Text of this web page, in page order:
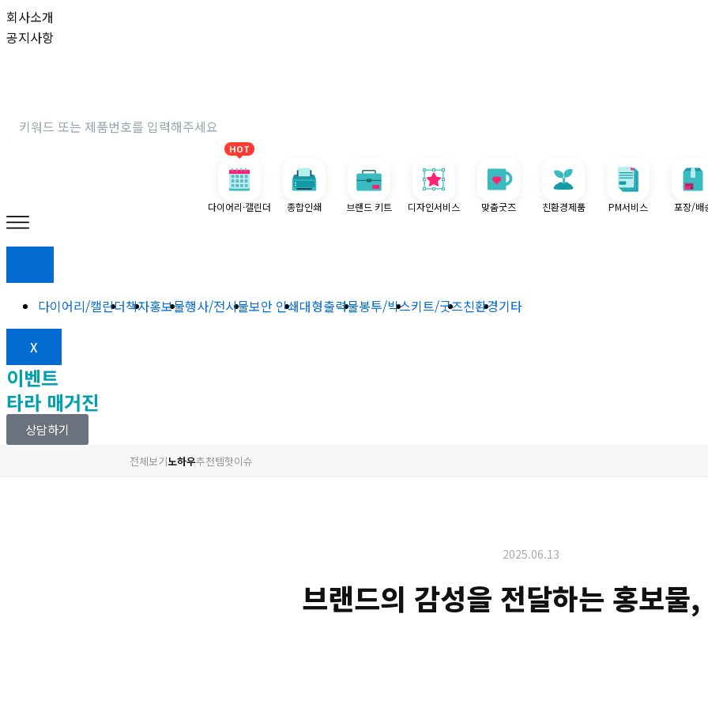
콘
텐
회사소개
공지사항
HOT
다이어리·캘린더 종합인쇄 브랜드 키트 디자인서비스 맞춤굿즈 친환경제품 PM서비스 포장/배
다이어리/캘린더책자홍보물행사/전시물보안 인쇄대형출력물봉투/박스키트/굿즈친환경기타
X
이벤트
타라 매거진
상담하기
전체보기노하우추천템핫이슈
2025.06.13
브랜드의 감성을 전달하는 홍보물